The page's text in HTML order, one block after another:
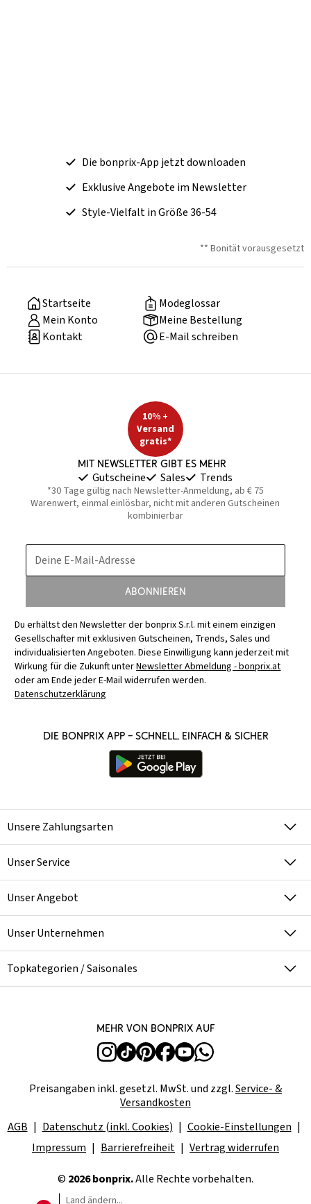
Die bonprix-App jetzt downloaden
Exklusive Angebote im Newsletter
Style-Vielfalt in Größe 36-54
** Bonität vorausgesetzt
Startseite
Modeglossar
Mein Konto
Meine Bestellung
Kontakt
E-Mail schreiben
10% +
Versand
gratis*
Mit Newsletter gibt es mehr
Gutscheine Sales Trends
*30 Tage gültig nach Newsletter-Anmeldung, ab € 75
Warenwert, einmal einlösbar, nicht mit anderen Gutscheinen
kombinierbar
Deine E-Mail-Adresse
Abonnieren
Du erhältst den Newsletter der bonprix S.r.l. mit einem einzigen
Gesellschafter mit exklusiven Gutscheinen, Trends, Sales und
individualisierten Angeboten. Diese Einwilligung kann jederzeit mit
Wirkung für die Zukunft unterNewsletter Abmeldung - bonprix.at
oder am Ende jeder E-Mail widerrufen werden.
Datenschutzerklärung
Die bonprix App – schnell, einfach & sicher
Unsere Zahlungsarten
Unser Service
Unser Angebot
Unser Unternehmen
Topkategorien / Saisonales
Mehr von bonprix auf
Preisangaben inkl. gesetzl. MwSt. und zzgl.Service- &
Versandkosten
AGB
Datenschutz (inkl. Cookies)
Cookie-Einstellungen
Impressum
Barrierefreiheit Vertrag widerrufen
© 2026 bonprix.Alle Rechte vorbehalten.
Land ändern...